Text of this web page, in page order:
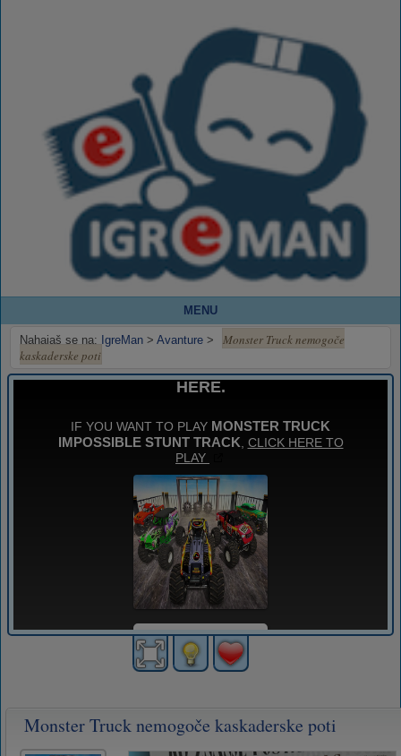
MENU
Nahajaš se na: IgreMan > Avanture >
Monster Truck nemogoče
kaskaderske poti
Monster Truck nemogoče kaskaderske poti